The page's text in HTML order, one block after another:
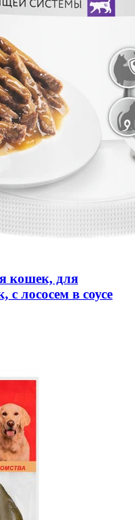
кошек, для
с лососем в соусе